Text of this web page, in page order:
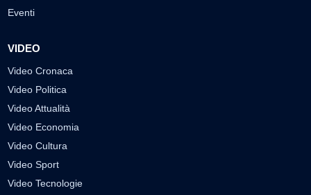
Eventi
VIDEO
Video Cronaca
Video Politica
Video Attualità
Video Economia
Video Cultura
Video Sport
Video Tecnologie